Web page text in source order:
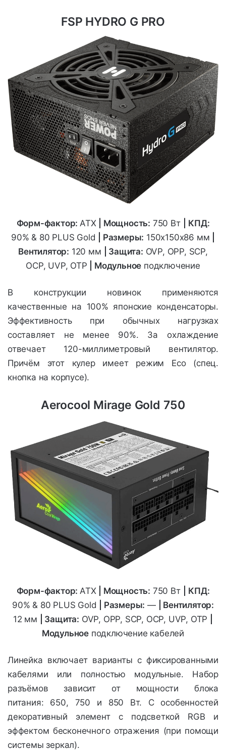
FSP HYDRO G PRO
Форм-фактор:ATX Мощность: 750 Вт
КПД:
90% & 80 PLUS Gold
| Размеры: 150х150х86 мм
Вентилятор: 120 мм | Защита: OVP, OPP, SCP,
OCP, UVP, OTP
| Модульное подключение
В конструкции новинок применяются
качественные на 100% японские конденсаторы.
Эффективность при обычных нагрузках
составляет не менее 90%. За охлаждение
отвечает 120-миллиметровый вентилятор.
Причём этот кулер имеет режим Eco (спец.
кнопка на корпусе).
Aerocool Mirage Gold 750
Форм-фактор: ATX Мощность: 750 Вт
КПД:
90% & 80 PLUS Gold
| Размеры: —
| Вентилятор:
12 мм
| Защита: OVP, OPP, SCP, OCP, UVP, OTP
Модульное подключение кабелей
Линейка включает варианты с фиксированными
кабелями или полностью модульные. Набор
разъёмов зависит от мощности блока
питания: 650, 750 и 850 Вт. С особенностей
декоративный элемент с подсветкой RGB и
эффектом бесконечного отражения (при помощи
системы зеркал).